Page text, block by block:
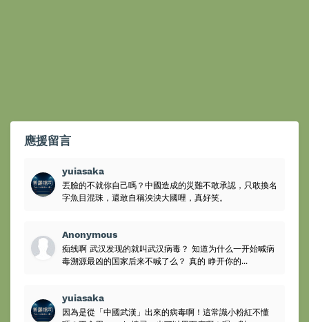
應援留言
yuiasaka
丟臉的不就你自己嗎？中國造成的災難不敢承認，只敢換名
字魚目混珠，還敢自稱泱泱大國哩，真好笑。
Anonymous
痴线啊 武汉发现的就叫武汉病毒？ 知道为什么一开始喊病
毒溯源最凶的国家后来不喊了么？ 真的 睁开你的...
yuiasaka
因為是從「中國武漢」出來的病毒啊！這常識小粉紅不懂